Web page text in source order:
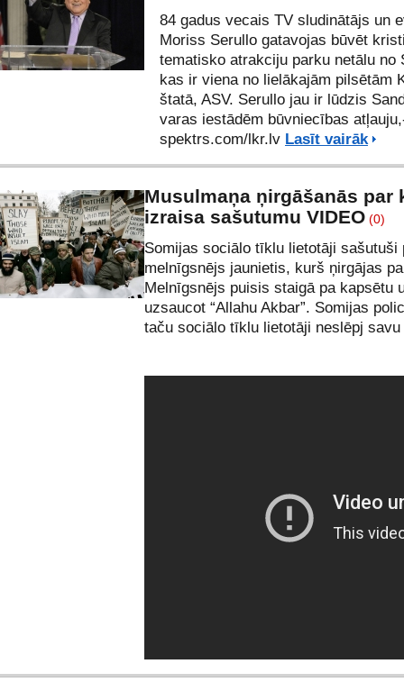
84 gadus vecais TV sludinātājs un
Moriss Serullo gatavojas būvēt
tematisko atrakciju parku netālu no
kas ir viena no lielākajām pilsētām
štatā, ASV. Serullo jau ir lūdzis
varas iestādēm būvniecības
spektrs.com/lkr.lv Lasīt vairāk
Musulmaņa ņirgāšanās
izraisa sašutumu VIDEO (0)
Somijas sociālo tīklu lietotāji sašutuši
melnīgsnējs jaunietis, kurš ņirgājas
Melnīgsnējs puisis staigā pa kapsētu
uzsaucot “Allahu Akbar”. Somijas
taču sociālo tīklu lietotāji neslēpj